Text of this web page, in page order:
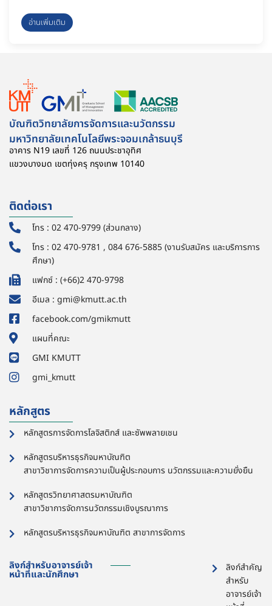
อ่านเพิ่มเติม
บัณฑิตวิทยาลัยการจัดการและนวัตกรรม
มหาวิทยาลัยเทคโนโลยีพระจอมเกล้าธนบุรี
อาคาร N19 เลขที่ 126 ถนนประชาอุทิศ
แขวงบางมด เขตทุ่งครุ กรุงเทพ 10140
ติดต่อเรา
โทร : 02 470-9799 (ส่วนกลาง)
โทร : 02 470-9781 , 084 676-5885 (งานรับสมัคร และบริการการ
ศึกษา)
แฟกซ์ : (+66)2 470-9798
อีเมล : gmi@kmutt.ac.th
facebook.com/gmikmutt
แผนที่คณะ
GMI KMUTT
gmi_kmutt
หลักสูตร
หลักสูตรการจัดการโลจิสติกส์ และซัพพลายเชน
หลักสูตรบริหารธุรกิจมหาบัณฑิต
สาขาวิชาการจัดการความเป็นผู้ประกอบการ นวัตกรรมและความยั่งยืน
หลักสูตรวิทยาศาสตรมหาบัณฑิต
สาขาวิชาการจัดการนวัตกรรมเชิงบูรณาการ
หลักสูตรบริหารธุรกิจมหาบัณฑิต สาขาการจัดการ
ลิงก์สำหรับอาจารย์เจ้า
หน้าที่และนักศึกษา
ลิงก์สำคัญ
สำหรับ
อาจารย์เจ้า